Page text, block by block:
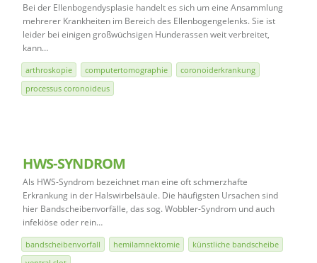
KONTAKT
Bei der Ellenbogendysplasie handelt es sich um eine Ansammlung
mehrerer Krankheiten im Bereich des Ellenbogengelenks. Sie ist
leider bei einigen großwüchsigen Hunderassen weit verbreitet,
kann…
arthroskopie computertomographie
coronoiderkrankung
processus coronoideus
HWS-SYNDROM
Als HWS-Syndrom bezeichnet man eine oft schmerzhafte
Erkrankung in der Halswirbelsäule. Die häufigsten Ursachen sind
hier Bandscheibenvorfälle, das sog. Wobbler-Syndrom und auch
infekiöse oder rein…
bandscheibenvorfall hemilamnektomie
künstliche bandscheibe